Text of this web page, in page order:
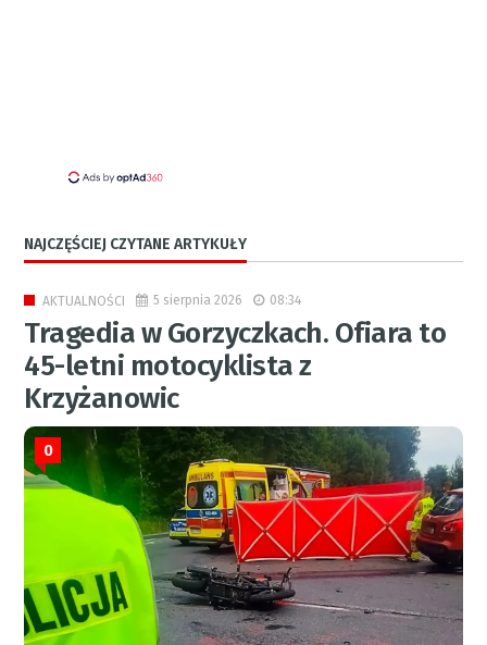
NAJCZĘŚCIEJ CZYTANE ARTYKUŁY
AKTUALNOŚCI 5 sierpnia 2026 08:34
Tragedia w Gorzyczkach. Ofiara to
45-letni motocyklista z
Krzyżanowic
0